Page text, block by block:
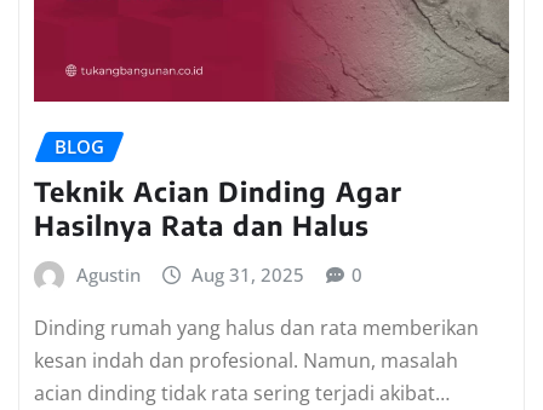
BLOG
Teknik Acian Dinding Agar
Hasilnya Rata dan Halus
Agustin Aug 31, 2025 0
Dinding rumah yang halus dan rata memberikan
kesan indah dan profesional. Namun, masalah
acian dinding tidak rata sering terjadi akibat…